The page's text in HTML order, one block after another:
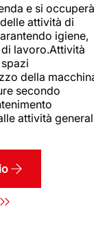
e si occuperà
attività di
igiene,
lavoro.Attività
della
secondo
attività